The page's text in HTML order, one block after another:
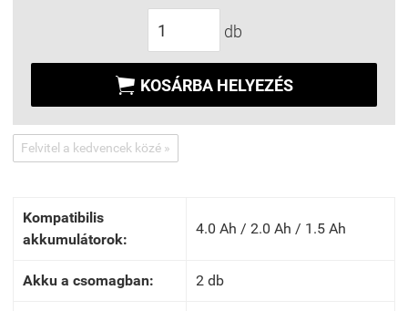
db
 KOSÁRBA HELYEZÉS
Felvitel a kedvencek közé »
Kompatibilis
akkumulátorok:
4.0 Ah / 2.0 Ah / 1.5 Ah
Akku a csomagban: 2 db